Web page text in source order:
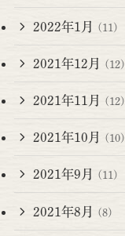
2022年1月 (11)
2021年12月 (12)
2021年11月 (12)
2021年10月 (10)
2021年9月 (11)
2021年8月 (8)